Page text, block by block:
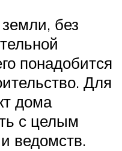
без
понадобится
Для
дома
с целым
ведомств.